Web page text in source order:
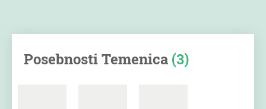
Posebnosti Temenica (3)